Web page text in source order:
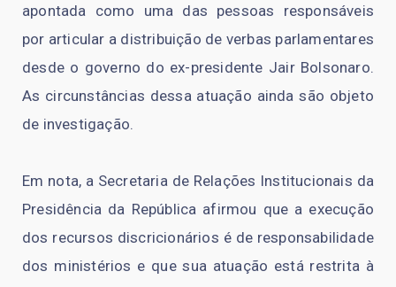
apontada como uma das pessoas responsáveis
por articular a distribuição de verbas parlamentares
desde o governo do ex-presidente Jair Bolsonaro.
As circunstâncias dessa atuação ainda são objeto
de investigação.
Em nota, a Secretaria de Relações Institucionais da
Presidência da República afirmou que a execução
dos recursos discricionários é de responsabilidade
dos ministérios e que sua atuação está restrita à